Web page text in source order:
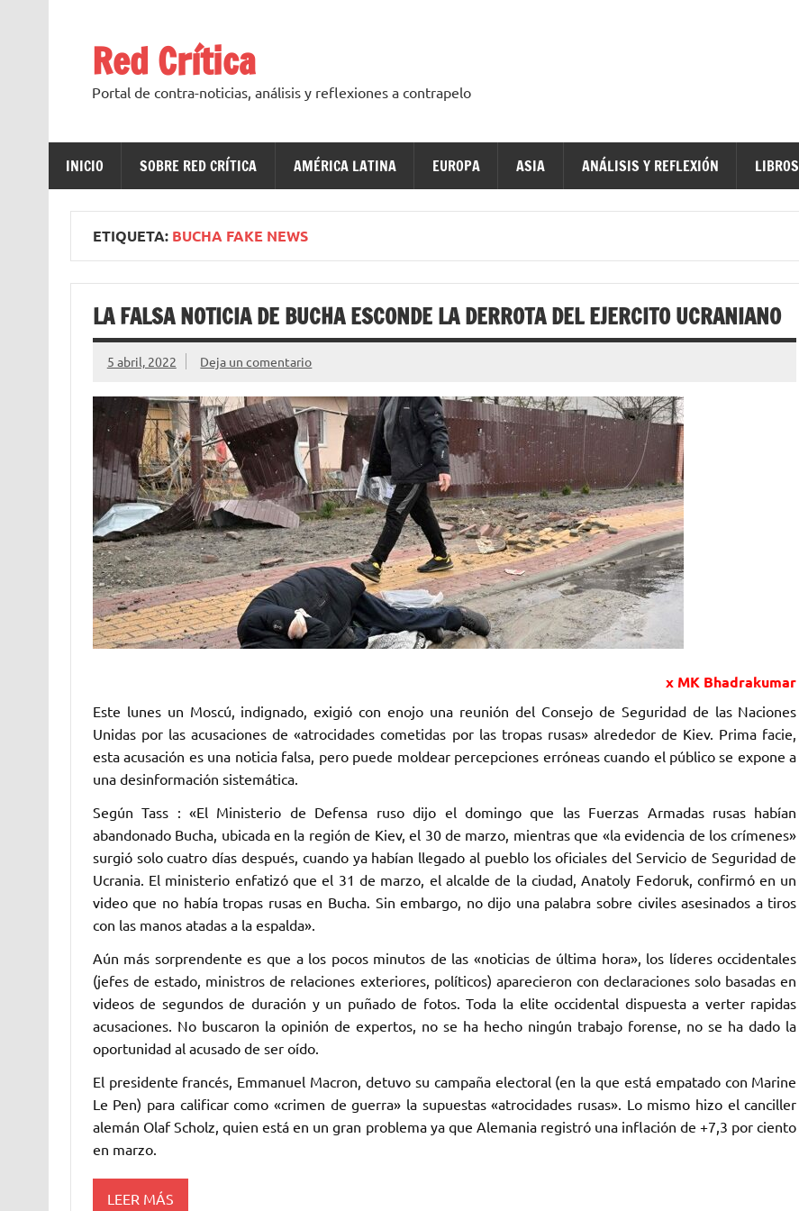
Red Crítica
Portal de contra-noticias, análisis y reflexiones a contrapelo
INICIO SOBRE RED CRÍTICA AMÉRICA LATINA EUROPA ASIA ANÁLISIS Y REFLEXIÓN LIBROS
ETIQUETA: BUCHA FAKE NEWS
LA FALSA NOTICIA DE BUCHA ESCONDE LA DERROTA DEL EJERCITO UCRANIANO
5 abril, 2022 Deja un comentario
x MK Bhadrakumar
Este lunes un Moscú, indignado, exigió con enojo una reunión del Consejo de Seguridad de las Naciones
Unidas por las acusaciones de «atrocidades cometidas por las tropas rusas» alrededor de Kiev. Prima facie,
esta acusación es una noticia falsa, pero puede moldear percepciones erróneas cuando el público se expone a
una desinformación sistemática.
Según Tass : «El Ministerio de Defensa ruso dijo el domingo que las Fuerzas Armadas rusas habían
abandonado Bucha, ubicada en la región de Kiev, el 30 de marzo, mientras que «la evidencia de los crímenes»
surgió solo cuatro días después, cuando ya habían llegado al pueblo los oficiales del Servicio de Seguridad de
Ucrania. El ministerio enfatizó que el 31 de marzo, el alcalde de la ciudad, Anatoly Fedoruk, confirmó en un
video que no había tropas rusas en Bucha. Sin embargo, no dijo una palabra sobre civiles asesinados a tiros
con las manos atadas a la espalda».
Aún más sorprendente es que a los pocos minutos de las «noticias de última hora», los líderes occidentales
(jefes de estado, ministros de relaciones exteriores, políticos) aparecieron con declaraciones solo basadas en
videos de segundos de duración y un puñado de fotos. Toda la elite occidental dispuesta a verter rapidas
acusaciones. No buscaron la opinión de expertos, no se ha hecho ningún trabajo forense, no se ha dado la
oportunidad al acusado de ser oído.
El presidente francés, Emmanuel Macron, detuvo su campaña electoral (en la que está empatado con Marine
Le Pen) para calificar como «crimen de guerra» la supuestas «atrocidades rusas». Lo mismo hizo el canciller
alemán Olaf Scholz, quien está en un gran problema ya que Alemania registró una inflación de +7,3 por ciento
en marzo.
LEER MÁS